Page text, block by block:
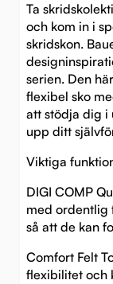
Ta
och kom in i
skridskon.
serien. Den
flexibel sko
att stödja dig i
upp ditt
Viktiga
DIGI COMP
med ordentlig
så att de kan
Comfort Felt
flexibilitet och